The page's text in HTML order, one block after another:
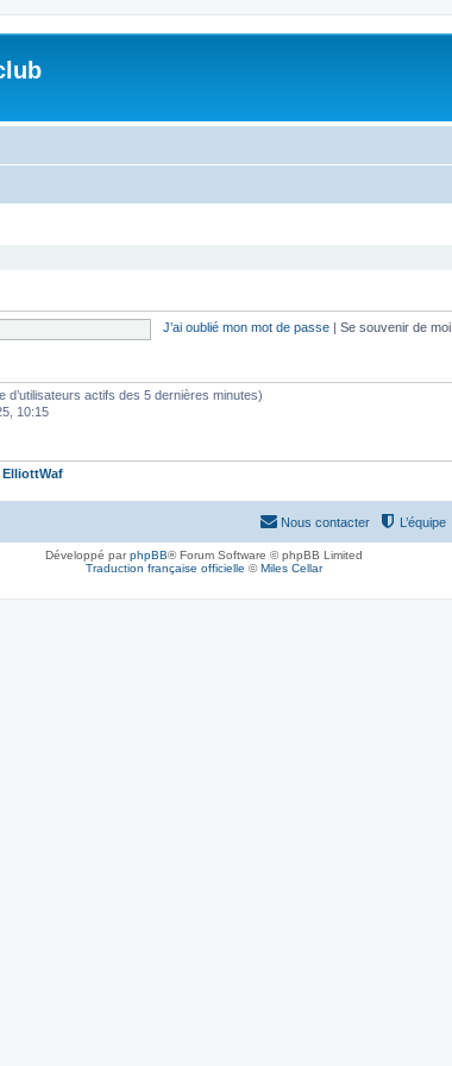
J’ai oublié mon mot de passe Se souvenir de moi
actifs des 5 dernières minutes)
10:15
ElliottWaf
L’équipe
Nous contacter
Développé parphpBB® Forum Software © phpBB Limited
Traduction française officielle ©Miles Cellar